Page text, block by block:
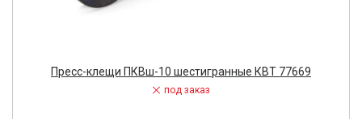
Пресс-клещи ПКВш-10 шестигранные КВТ 77669
под заказ